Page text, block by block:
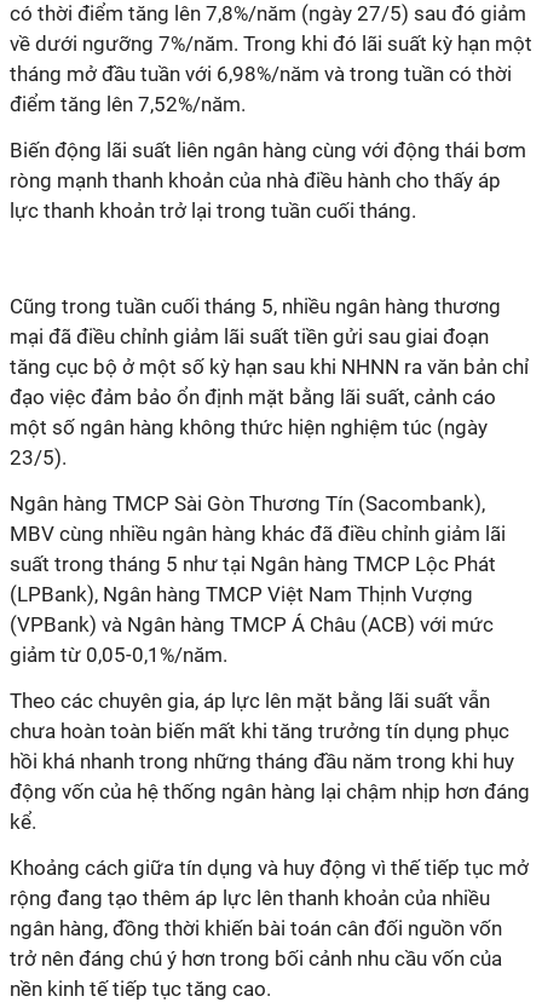
có thời điểm tăng lên 7,8%/năm (ngày 27/5) sau đó giảm
về dưới ngưỡng 7%/năm. Trong khi đó lãi suất kỳ hạn một
tháng mở đầu tuần với 6,98%/năm và trong tuần có thời
điểm tăng lên 7,52%/năm.
Biến động lãi suất liên ngân hàng cùng với động thái bơm
ròng mạnh thanh khoản của nhà điều hành cho thấy áp
lực thanh khoản trở lại trong tuần cuối tháng.
Cũng trong tuần cuối tháng 5, nhiều ngân hàng thương
mại đã điều chỉnh giảm lãi suất tiền gửi sau giai đoạn
tăng cục bộ ở một số kỳ hạn sau khi NHNN ra văn bản chỉ
đạo việc đảm bảo ổn định mặt bằng lãi suất, cảnh cáo
một số ngân hàng không thức hiện nghiệm túc (ngày
23/5).
Ngân hàng TMCP Sài Gòn Thương Tín (Sacombank),
MBV cùng nhiều ngân hàng khác đã điều chỉnh giảm lãi
suất trong tháng 5 như tại Ngân hàng TMCP Lộc Phát
(LPBank), Ngân hàng TMCP Việt Nam Thịnh Vượng
(VPBank) và Ngân hàng TMCP Á Châu (ACB) với mức
giảm từ 0,05-0,1%/năm.
Theo các chuyên gia, áp lực lên mặt bằng lãi suất vẫn
chưa hoàn toàn biến mất khi tăng trưởng tín dụng phục
hồi khá nhanh trong những tháng đầu năm trong khi huy
động vốn của hệ thống ngân hàng lại chậm nhịp hơn đáng
kể.
Khoảng cách giữa tín dụng và huy động vì thế tiếp tục mở
rộng đang tạo thêm áp lực lên thanh khoản của nhiều
ngân hàng, đồng thời khiến bài toán cân đối nguồn vốn
trở nên đáng chú ý hơn trong bối cảnh nhu cầu vốn của
nền kinh tế tiếp tục tăng cao.